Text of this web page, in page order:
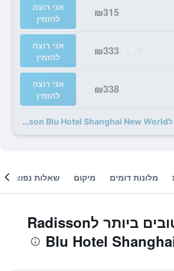
₪315
אני רוצה
להזמין
₪333
אני רוצה
להזמין
₪338
אני רוצה
להזמין
62 מבצעים נוספים לRadisson Blu Hotel Shanghai New World
מלונות דומים מיקום שאלות נפוצות
המבצעים הטובים ביותר לRadisson
Blu Hotel